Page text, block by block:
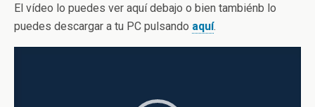
El vídeo lo puedes ver aquí debajo o bien tambiénb lo
puedes descargar a tu PC pulsando aquí.